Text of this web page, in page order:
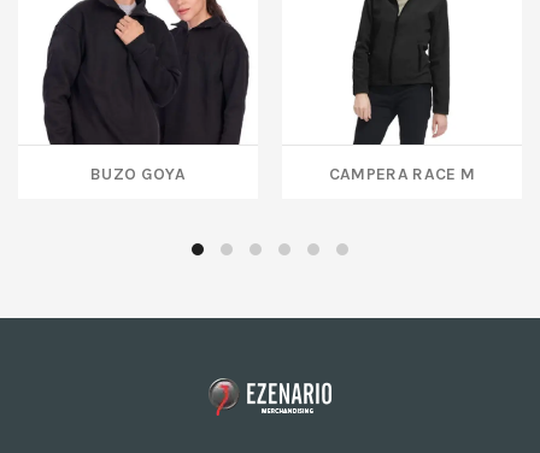
BUZO GOYA CAMPERA RACE M